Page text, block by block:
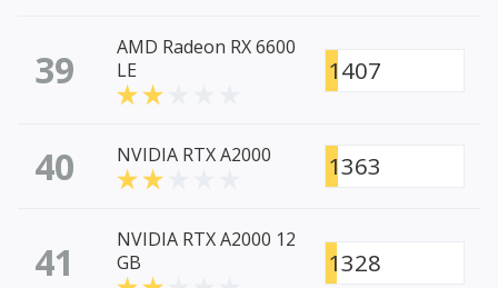
39
AMD Radeon RX 6600
LE
1407
40 NVIDIA RTX A2000 1363
41
NVIDIA RTX A2000 12
GB
1328